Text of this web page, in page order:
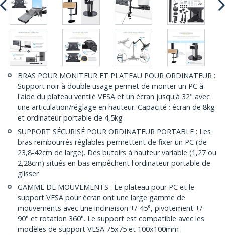
BRAS POUR MONITEUR ET PLATEAU POUR ORDINATEUR :
Support noir à double usage permet de monter un PC à
l'aide du plateau ventilé VESA et un écran jusqu'à 32" avec
une articulation/réglage en hauteur. Capacité : écran de 8kg
et ordinateur portable de 4,5kg
SUPPORT SÉCURISÉ POUR ORDINATEUR PORTABLE : Les
bras rembourrés réglables permettent de fixer un PC (de
23,8-42cm de large). Des butoirs à hauteur variable (1,27 ou
2,28cm) situés en bas empêchent l'ordinateur portable de
glisser
GAMME DE MOUVEMENTS : Le plateau pour PC et le
support VESA pour écran ont une large gamme de
mouvements avec une inclinaison +/-45°, pivotement +/-
90° et rotation 360°. Le support est compatible avec les
modèles de support VESA 75x75 et 100x100mm